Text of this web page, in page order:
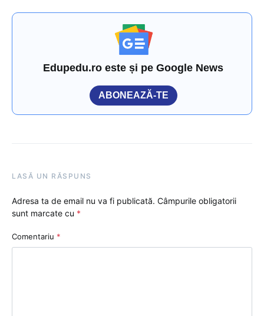
Edupedu.ro este și pe Google News
ABONEAZĂ-TE
LASĂ UN RĂSPUNS
Adresa ta de email nu va fi publicată. Câmpurile obligatorii
sunt marcate cu *
Comentariu *